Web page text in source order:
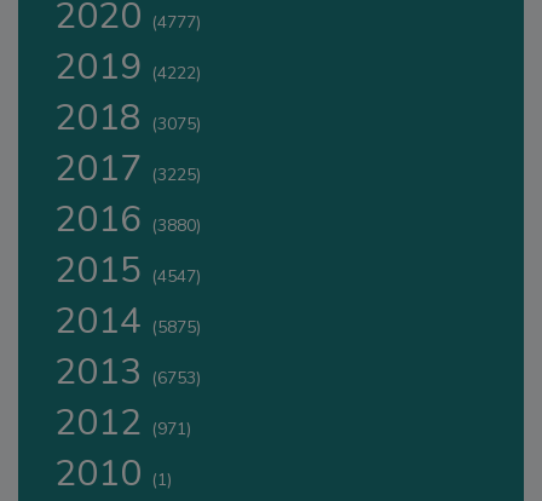
2020 (4777)
2019 (4222)
2018 (3075)
2017 (3225)
2016 (3880)
2015 (4547)
2014 (5875)
2013 (6753)
2012 (971)
2010 (1)